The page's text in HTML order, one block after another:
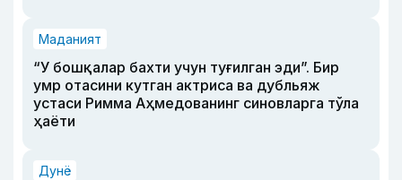
Маданият
“У бошқалар бахти учун туғилган эди”. Бир
умр отасини кутган актриса ва дубльяж
устаси Римма Аҳмедованинг синовларга тўла
ҳаёти
Дунё